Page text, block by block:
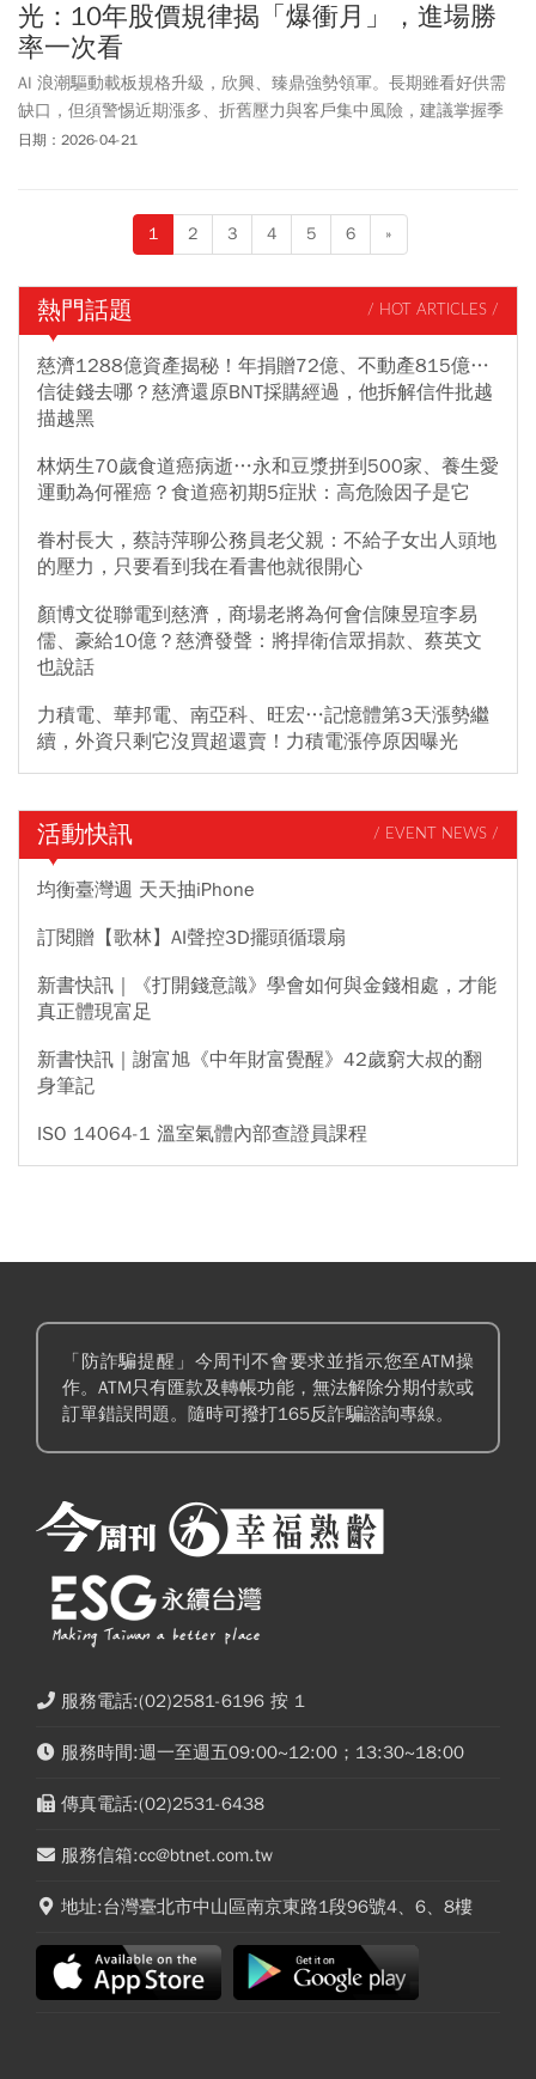
光：10年股價規律揭「爆衝月」，進場勝
率一次看
AI 浪潮驅動載板規格升級，欣興、臻鼎強勢領軍。長期雖看好供需
缺口，但須警惕近期漲多、折舊壓力與客戶集中風險，建議掌握季
節規律並理性布局。
日期：2026-04-21
1 2 3 4 5 6 »
熱門話題 / HOT ARTICLES /
慈濟1288億資產揭秘！年捐贈72億、不動產815億…
信徒錢去哪？慈濟還原BNT採購經過，他拆解信件批越
描越黑
林炳生70歲食道癌病逝…永和豆漿拼到500家、養生愛
運動為何罹癌？食道癌初期5症狀：高危險因子是它
眷村長大，蔡詩萍聊公務員老父親：不給子女出人頭地
的壓力，只要看到我在看書他就很開心
顏博文從聯電到慈濟，商場老將為何會信陳昱瑄李易
儒、豪給10億？慈濟發聲：將捍衛信眾捐款、蔡英文
也說話
力積電、華邦電、南亞科、旺宏…記憶體第3天漲勢繼
續，外資只剩它沒買超還賣！力積電漲停原因曝光
活動快訊 / EVENT NEWS /
均衡臺灣週 天天抽iPhone
訂閱贈【歌林】AI聲控3D擺頭循環扇
新書快訊｜《打開錢意識》學會如何與金錢相處，才能
真正體現富足
新書快訊｜謝富旭《中年財富覺醒》42歲窮大叔的翻
身筆記
ISO 14064-1 溫室氣體內部查證員課程
「防詐騙提醒」今周刊不會要求並指示您至ATM操
作。ATM只有匯款及轉帳功能，無法解除分期付款或
訂單錯誤問題。隨時可撥打165反詐騙諮詢專線。
服務電話:(02)2581-6196 按 1
服務時間:週一至週五09:00~12:00；13:30~18:00
傳真電話:(02)2531-6438
服務信箱:cc@btnet.com.tw
地址:台灣臺北市中山區南京東路1段96號4、6、8樓